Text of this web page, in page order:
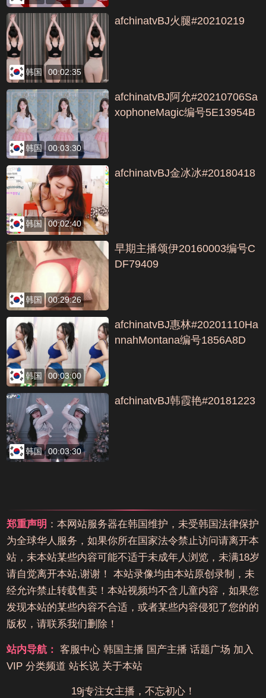
韩国 00:02:35
afchinatvBJ火腿#20210219
韩国 00:03:30
afchinatvBJ阿允#20210706Sa
xophoneMagic编号5E13954B
韩国 00:02:40
afchinatvBJ金冰冰#20180418
韩国 00:29:26
早期主播颂伊20160003编号C
DF79409
韩国 00:03:00
afchinatvBJ惠林#20201110Ha
nnahMontana编号1856A8D
韩国 00:03:30
afchinatvBJ韩霞艳#20181223
郑重声明 ：本网站服务器在韩国维护，未受韩国法律保护
为全球华人服务，如果你所在国家法令禁止访问请离开本
站，未本站某些内容可能不适于未成年人浏览，未满18岁
请自觉离开本站,谢谢！ 本站录像均由本站原创录制，未
经允许禁止转载售卖！本站视频均不含儿童内容，如果您
发现本站的某些内容不合适，或者某些内容侵犯了您的的
版权，请联系我们删除！
站内导航： 客服中心 韩国主播 国产主播 话题广场 加入
VIP 分类频道 站长说 关于本站
19j专注女主播，不忘初心！